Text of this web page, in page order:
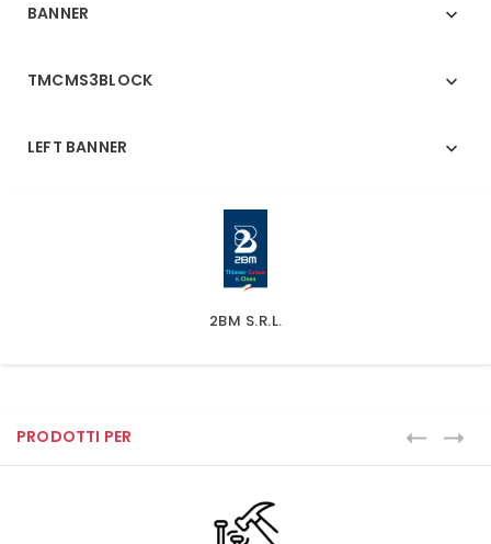
BANNER 
TMCMS3BLOCK 
LEFT BANNER 
2BM S.r.l.
PRODOTTI PER